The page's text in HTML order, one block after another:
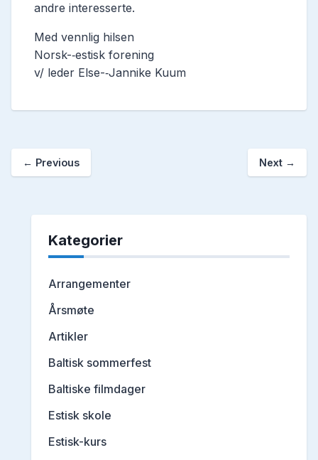
andre interesserte.
Med vennlig hilsen
Norsk-­‐estisk forening
v/ leder Else-­‐Jannike Kuum
← Previous Next →
Kategorier
Arrangementer
Årsmøte
Artikler
Baltisk sommerfest
Baltiske filmdager
Estisk skole
Estisk-kurs